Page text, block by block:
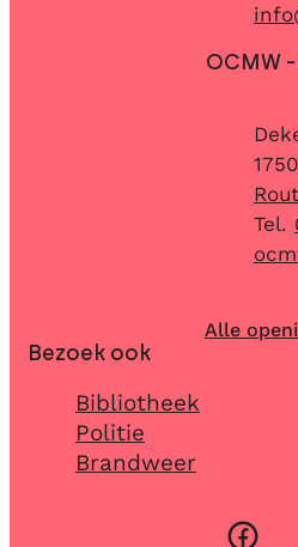
E-mailinfo
OCMW
Adres
,1750
E-mail
Alle
Bezoek ook
Bibliotheek
Politie
Brandweer